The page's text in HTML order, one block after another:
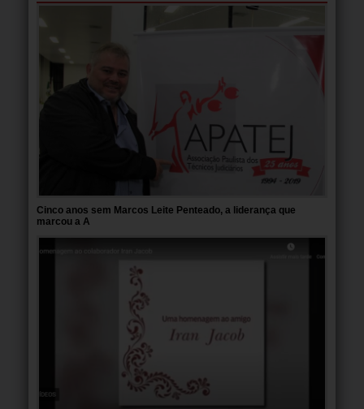
Cinco anos sem Marcos Leite Penteado, a liderança que
marcou a A